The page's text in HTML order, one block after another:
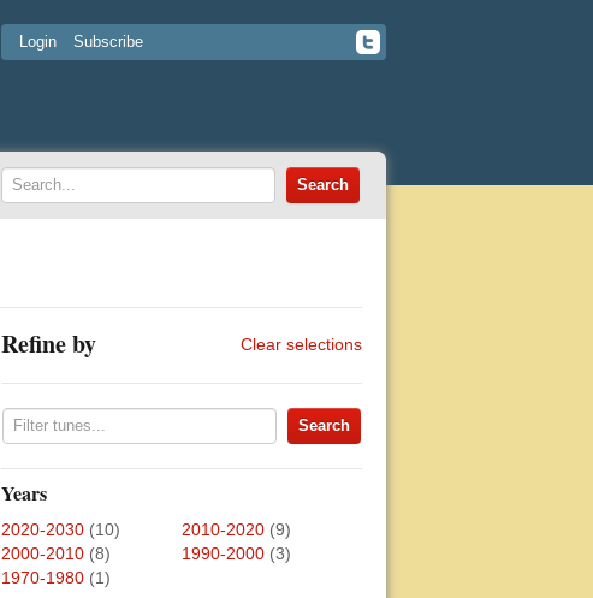
Login Subscribe
Refine by Clear selections
Years
2020-2030 (10) 2010-2020 (9)
2000-2010 (8) 1990-2000 (3)
1970-1980 (1)